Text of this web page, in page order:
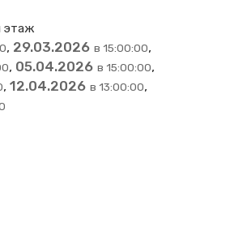
этаж
, 29.03.2026 в 15:00:00,
, 05.04.2026 в 15:00:00,
, 12.04.2026 в 13:00:00,